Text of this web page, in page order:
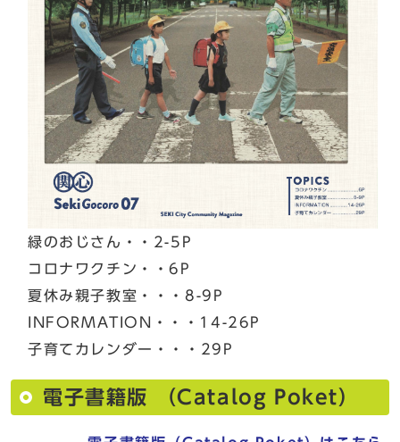
緑のおじさん・・2-5P
コロナワクチン・・6P
夏休み親子教室・・・8-9P
INFORMATION・・・14-26P
子育てカレンダー・・・29P
電子書籍版 （Catalog Poket）